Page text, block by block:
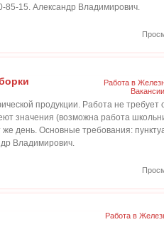
85-15. Александр Владимирович.
Работа в
Вакансии
продукции. Работа не
значения (возможна работа
день. Основные требования:
Владимирович.
Работа в